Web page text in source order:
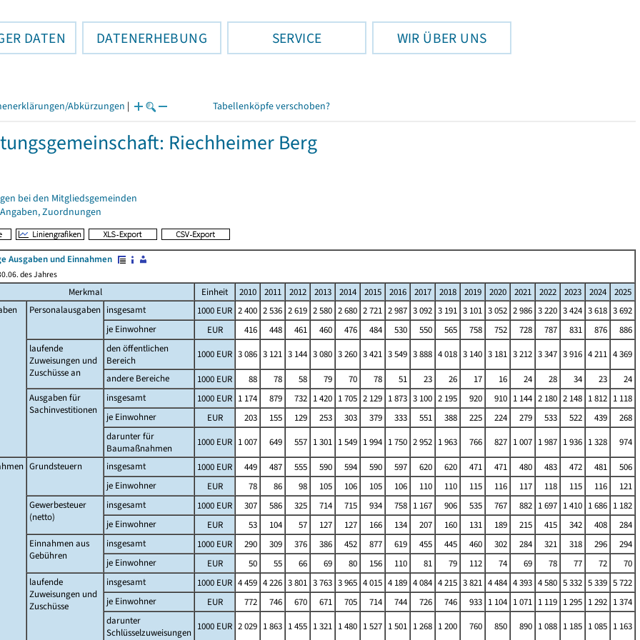
DATEN DATENERHEBUNG SERVICE WIR ÜBER UNS
Abkürzungen | Tabellenköpfe verschoben?
Riechheimer Berg
bei den Mitgliedsgemeinden
Zuordnungen
Ausgaben und Einnahmen
des Jahres
Merkmal Einheit 2010 2011 2012 2013 2014 2015 2016 2017 2018 2019 2020 2021 2022 2023 2024
2025
Personalausgaben insgesamt 1000 EUR 2 400 2 536 2 619 2 580 2 680 2 721 2 987 3 092 3 191 3 101 3 052 2 986 3 220 3 424 3 618 3 692
je Einwohner
EUR 416 448 461 460 476 484 530 550 565 758 752 728 787 831 876
886
laufende
Zuweisungen und
Zuschüsse an
den öffentlichen
Bereich
1000 EUR 3 086 3 121 3 144 3 080 3 260 3 421 3 549 3 888 4 018 3 140 3 181 3 212 3 347 3 916 4 211 4 369
andere Bereiche
1000 EUR 88 78 58 79 70 78 51 23 26 17 16 24 28 34 23
24
Ausgaben für
Sachinvestitionen
insgesamt 1000 EUR 1 174 879 732 1 420 1 705 2 129 1 873 3 100 2 195 920 910 1 144 2 180 2 148 1 812 1 118
je Einwohner
EUR 203 155 129 253 303 379 333 551 388 225 224 279 533 522 439
268
darunter für
Baumaßnahmen
1000 EUR 1 007 649 557 1 301 1 549 1 994 1 750 2 952 1 963 766 827 1 007 1 987 1 936 1 328
974
Grundsteuern insgesamt 1000 EUR 449 487 555 590 594 590 597 620 620 471 471 480 483 472 481
506
je Einwohner
EUR 78 86 98 105 106 105 106 110 110 115 116 117 118 115 116
121
Gewerbesteuer
(netto)
insgesamt 1000 EUR 307 586 325 714 715 934 758 1 167 906 535 767 882 1 697 1 410 1 686 1 182
je Einwohner
EUR 53 104 57 127 127 166 134 207 160 131 189 215 415 342 408
284
Einnahmen aus
Gebühren
insgesamt 1000 EUR 290 309 376 386 452 877 619 455 445 460 302 284 321 318 296
294
je Einwohner
EUR 50 55 66 69 80 156 110 81 79 112 74 69 78 77 72
70
laufende
Zuweisungen und
Zuschüsse
insgesamt 1000 EUR 4 459 4 226 3 801 3 763 3 965 4 015 4 189 4 084 4 215 3 821 4 484 4 393 4 580 5 332 5 339 5 722
je Einwohner
EUR 772 746 670 671 705 714 744 726 746 933 1 104 1 071 1 119 1 295 1 292 1 374
darunter
Schlüsselzuweisungen
1000 EUR 2 029 1 863 1 455 1 321 1 480 1 527 1 501 1 268 1 200 760 850 890 1 088 1 185 1 085 1 163